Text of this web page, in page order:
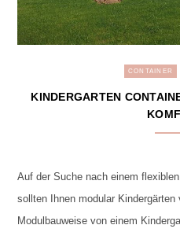
CONTAINER
KINDERGARTEN
Auf der Suche nach einem
sollten Ihnen modular
Modulbauweise von einem